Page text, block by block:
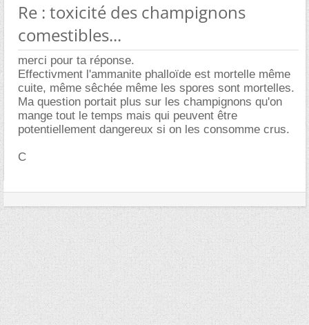
Re : toxicité des champignons
comestibles...
merci pour ta réponse.
Effectivment l'ammanite phalloïde est mortelle même
cuite, même sêchée même les spores sont mortelles.
Ma question portait plus sur les champignons qu'on
mange tout le temps mais qui peuvent être
potentiellement dangereux si on les consomme crus.
C